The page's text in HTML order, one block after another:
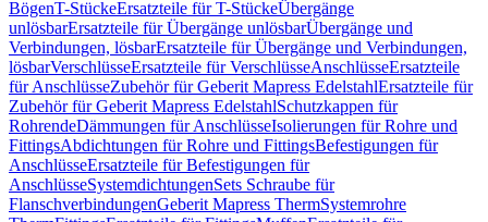
BögenT-StückeErsatzteile für T-StückeÜbergänge
unlösbarErsatzteile für Übergänge unlösbarÜbergänge und
Verbindungen, lösbarErsatzteile für Übergänge und Verbindungen,
lösbarVerschlüsseErsatzteile für VerschlüsseAnschlüsseErsatzteile
für AnschlüsseZubehör für Geberit Mapress EdelstahlErsatzteile für
Zubehör für Geberit Mapress EdelstahlSchutzkappen für
RohrendeDämmungen für AnschlüsseIsolierungen für Rohre und
FittingsAbdichtungen für Rohre und FittingsBefestigungen für
AnschlüsseErsatzteile für Befestigungen für
AnschlüsseSystemdichtungenSets Schraube für
FlanschverbindungenGeberit Mapress ThermSystemrohre